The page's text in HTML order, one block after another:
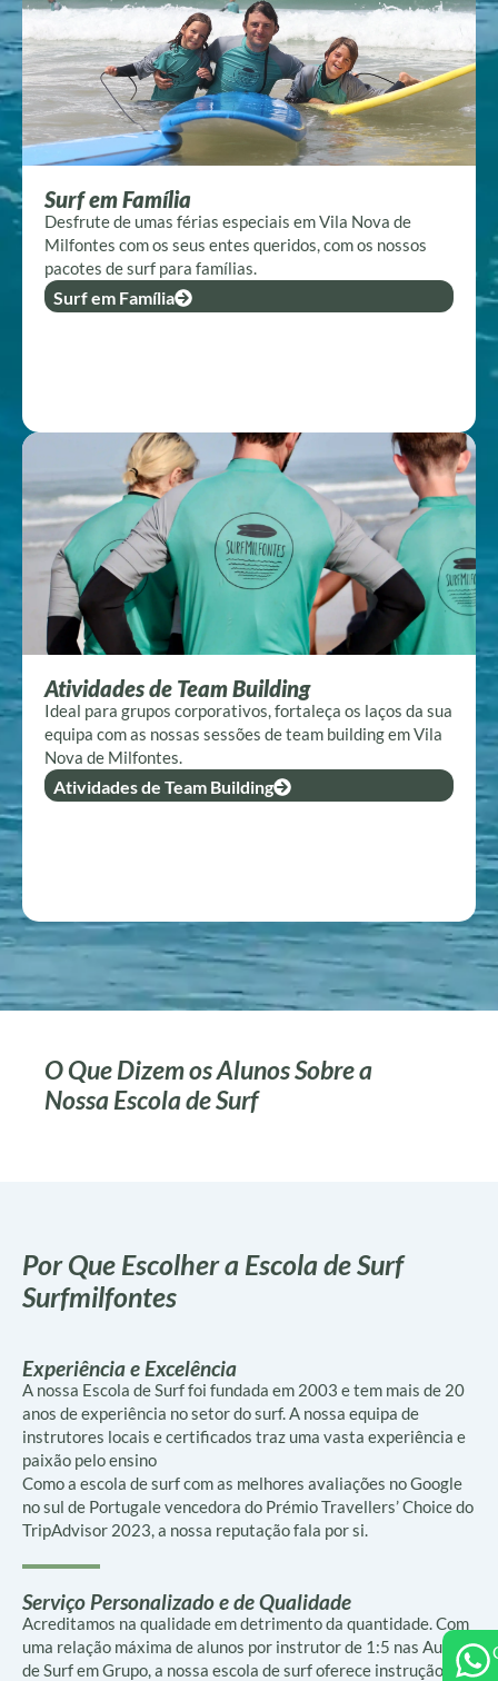
Surf em Família
Desfrute de umas férias especiais em Vila Nova de
Milfontes com os seus entes queridos, com os nossos
pacotes de surf para famílias.
Surf em Família
Atividades de Team Building
Ideal para grupos corporativos, fortaleça os laços da sua
equipa com as nossas sessões de team building em Vila
Nova de Milfontes.
Atividades de Team Building
O Que Dizem os Alunos Sobre a
Nossa Escola de Surf
Por Que Escolher a Escola de Surf
Surfmilfontes
Experiência e Excelência
A nossa Escola de Surf foi fundada em 2003 e tem mais de 20
anos de experiência no setor do surf. A nossa equipa de
instrutores locais e certificados traz uma vasta experiência e
paixão pelo ensino
Como a escola de surf com as melhores avaliações no Google
no sul de Portugale vencedora do Prémio Travellers’ Choice do
TripAdvisor 2023, a nossa reputação fala por si.
Serviço Personalizado e de Qualidade
Acreditamos na qualidade em detrimento da quantidade. Com
uma relação máxima de alunos por instrutor de 1:5 nas Aulas
de Surf em Grupo, a nossa escola de surf oferece instrução